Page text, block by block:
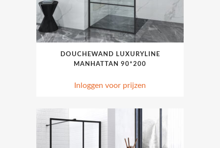
DOUCHEWAND LUXURYLINE
MANHATTAN 90*200
Inloggen voor prijzen